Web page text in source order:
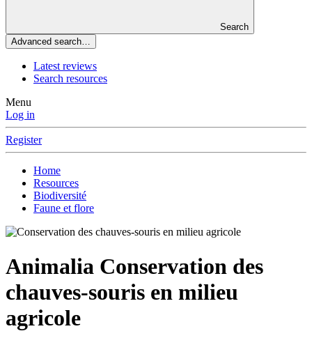
Search
Advanced search…
Latest reviews
Search resources
Menu
Log in
Register
Home
Resources
Biodiversité
Faune et flore
Animalia Conservation des
chauves-souris en milieu
agricole